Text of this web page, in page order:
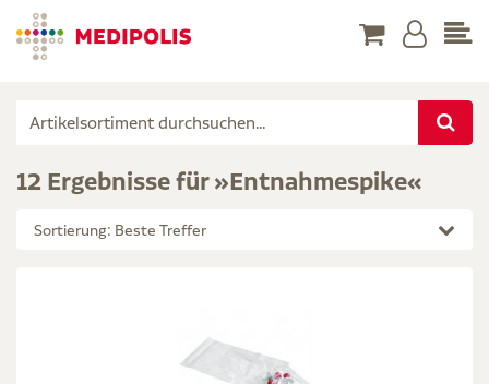
12 Ergebnisse für »Entnahmespike«
Sortierung: Beste Treffer